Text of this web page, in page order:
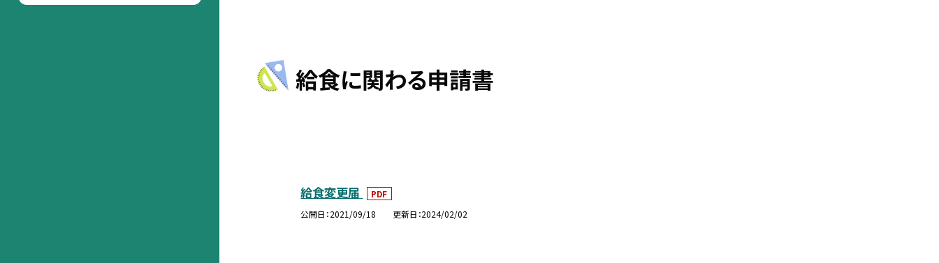
給食に関わる申請書
給食変更届
PDF
公開日 2021/09/18 更新日 2024/02/02